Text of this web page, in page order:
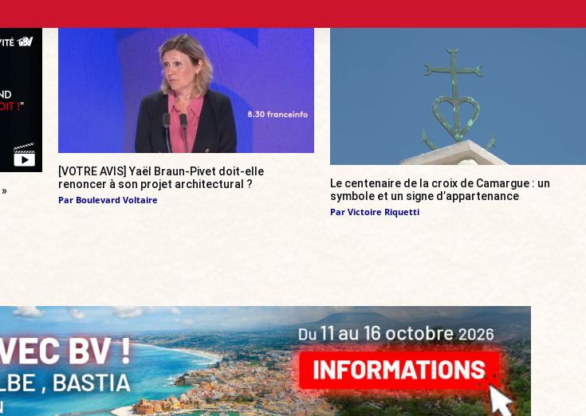
»
[VOTRE AVIS] Yaël Braun-Pivet doit-elle
renoncer à son projet architectural ?
Par Boulevard Voltaire
Le centenaire de la croix de Camargue : un
symbole et un signe d’appartenance
Par Victoire Riquetti